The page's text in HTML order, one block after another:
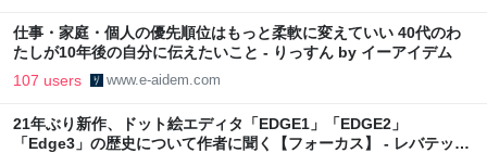
仕事・家庭・個人の優先順位はもっと柔軟に変えていい 40代のわ
たしが10年後の自分に伝えたいこと - りっすん by イーアイデム
107 users www.e-aidem.com
21年ぶり新作、ドット絵エディタ「EDGE1」「EDGE2」
「Edge3」の歴史について作者に聞く【フォーカス】 - レバテック